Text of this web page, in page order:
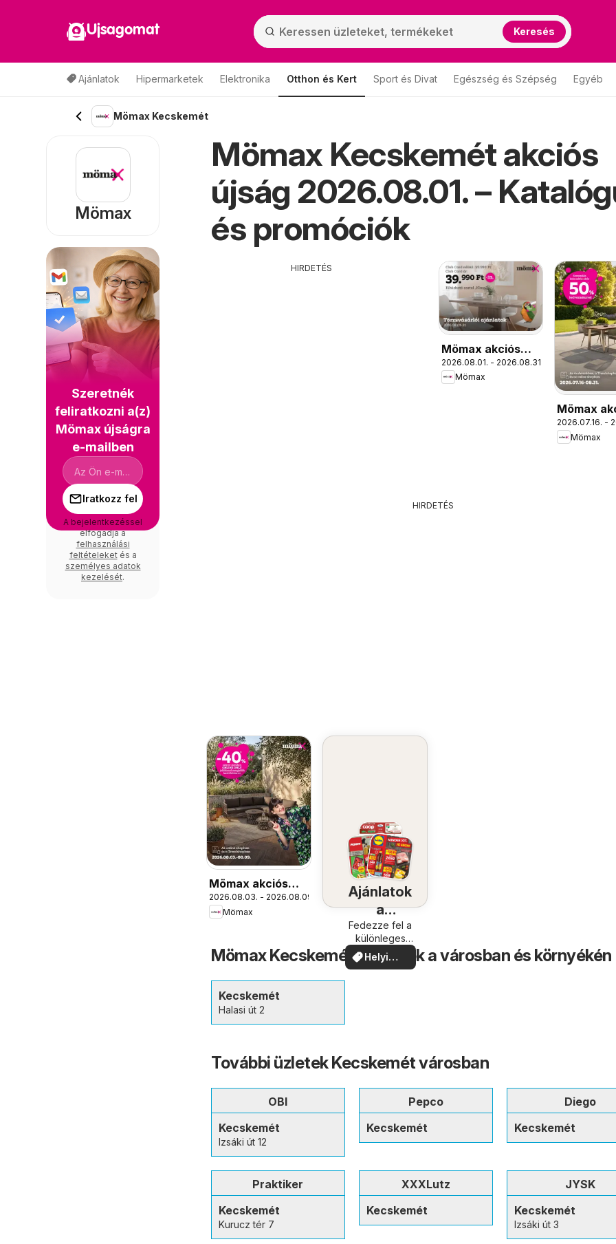
Ujsagomat Keresés
Ajánlatok Hipermarketek Elektronika Otthon és Kert Sport és Divat Egészség és Szépség Egyéb
Mömax Kecskemét
Mömax Kecskemét akciós
újság 2026.08.01. –
és promóciók
HIRDETÉS
Mömax akciós
újság
2026.08.01. - 2026.08.31.
Mömax
Mömax
újság
2026.07.16. -
Mömax
HIRDETÉS
Mömax akciós
újság
2026.08.03. - 2026.08.09.
Mömax
Ajánlatok
a
közelében
Fedezze fel a
különleges
ajánlatokat
Helyi
ajánlatok
Mömax Kecskemét – Üzletek a városban és környékén
Kecskemét
Halasi út 2
További üzletek Kecskemét városban
OBI
Kecskemét
Izsáki út 12
Pepco
Kecskemét
Diego
Kecskemét
Praktiker
Kecskemét
Kurucz tér 7
XXXLutz
Kecskemét
JYSK
Kecskemét
Izsáki út 3
Mömax
Szeretnék
feliratkozni a(z)
Mömax újságra
e-mailben
Iratkozz fel
A bejelentkezéssel
elfogadja a
felhasználási
feltételeketés a
személyes adatok
kezelését.